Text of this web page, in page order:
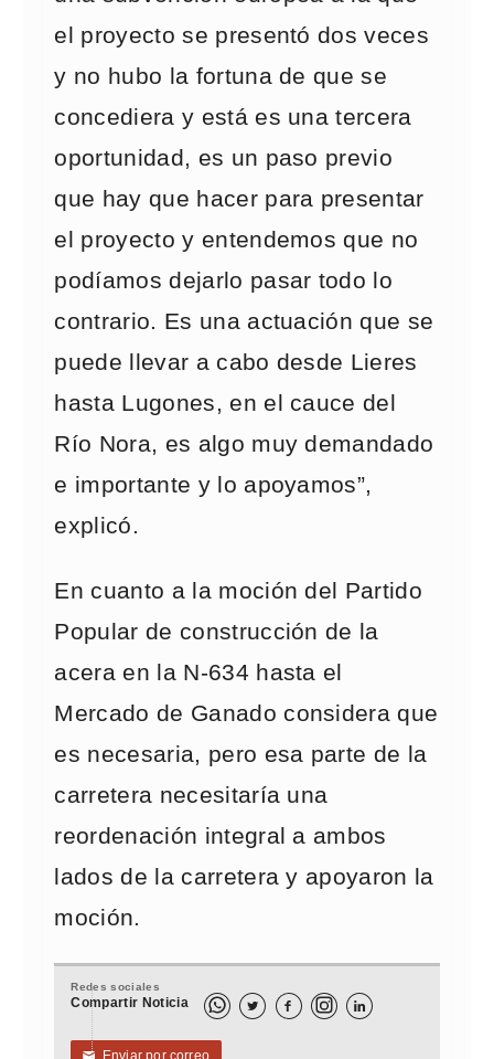
el proyecto se presentó dos veces
y no hubo la fortuna de que se
concediera y está es una tercera
oportunidad, es un paso previo
que hay que hacer para presentar
el proyecto y entendemos que no
podíamos dejarlo pasar todo lo
contrario. Es una actuación que se
puede llevar a cabo desde Lieres
hasta Lugones, en el cauce del
Río Nora, es algo muy demandado
e importante y lo apoyamos”,
explicó.
En cuanto a la moción del Partido
Popular de construcción de la
acera en la N-634 hasta el
Mercado de Ganado considera que
es necesaria, pero esa parte de la
carretera necesitaría una
reordenación integral a ambos
lados de la carretera y apoyaron la
moción.
Redes sociales
Compartir Noticia   
✉ Enviar por correo